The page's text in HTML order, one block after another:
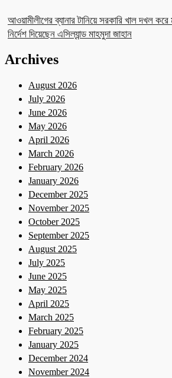
আওয়ামীলীগের ব্যানার টানিয়ে সরকারি খাল দখল করে
নির্দেশ দিয়েছেন এসিল্যান্ড মাহমুদা জাহান
Archives
August 2026
July 2026
June 2026
May 2026
April 2026
March 2026
February 2026
January 2026
December 2025
November 2025
October 2025
September 2025
August 2025
July 2025
June 2025
May 2025
April 2025
March 2025
February 2025
January 2025
December 2024
November 2024